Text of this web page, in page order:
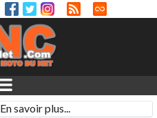
En savoir plus...